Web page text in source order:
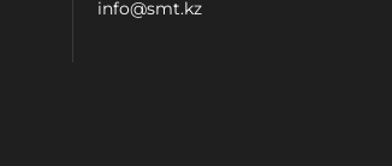
info@smt.kz